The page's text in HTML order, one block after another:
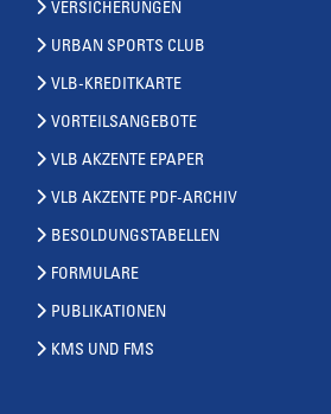
VERSICHERUNGEN
URBAN SPORTS CLUB
VLB-KREDITKARTE
VORTEILSANGEBOTE
VLB AKZENTE EPAPER
VLB AKZENTE PDF-ARCHIV
BESOLDUNGSTABELLEN
FORMULARE
PUBLIKATIONEN
KMS UND FMS